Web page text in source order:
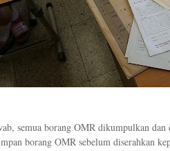
semua borang OMR dikumpulkan
borang OMR sebelum diserahkan